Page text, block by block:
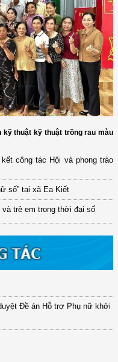
kỹ thuật kỹ thuật trồng rau màu
công tác Hội và phong trào
số” tại xã Ea Kiết
trẻ em trong thời đại số
vụ Khoa học, công nghệ và
số 2415/QĐ-TTg ngày
trình mục tiêu quốc gia
số 72-NQ/TW ngày
Đề án Hỗ trợ Phụ nữ khởi